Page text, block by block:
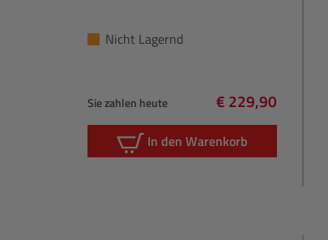
Nicht Lagernd
Sie zahlen heute
Regulärer Preis:
€ 229,90
In den Warenkorb